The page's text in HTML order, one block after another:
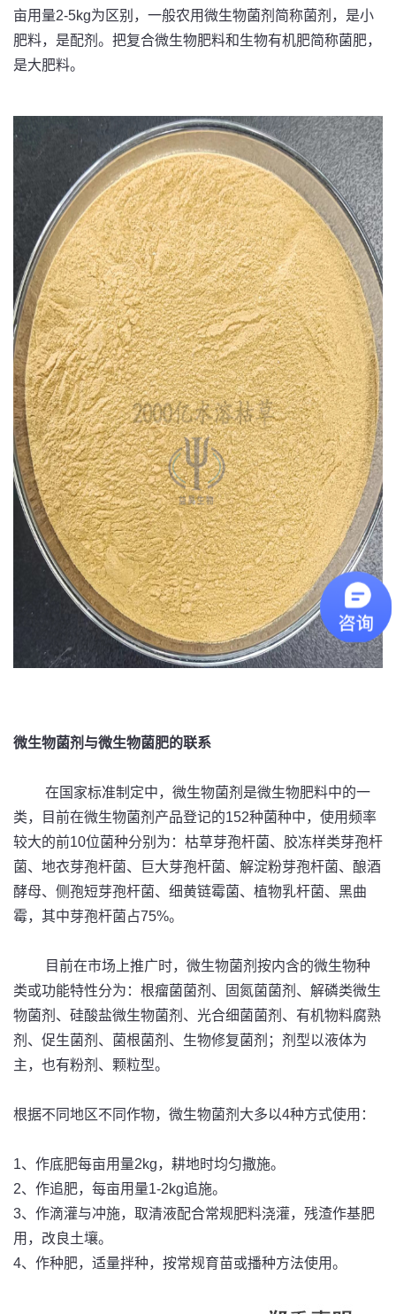
亩用量2-5kg为区别，一般农用微生物菌剂简称菌剂，是小
肥料，是配剂。把复合微生物肥料和生物有机肥简称菌肥，
是大肥料。
微生物菌剂与微生物菌肥的联系
在国家标准制定中，微生物菌剂是微生物肥料中的一
类，目前在微生物菌剂产品登记的152种菌种中，使用频率
较大的前10位菌种分别为：枯草芽孢杆菌、胶冻样类芽孢杆
菌、地衣芽孢杆菌、巨大芽孢杆菌、解淀粉芽孢杆菌、酿酒
酵母、侧孢短芽孢杆菌、细黄链霉菌、植物乳杆菌、黑曲
霉，其中芽孢杆菌占75%。
目前在市场上推广时，微生物菌剂按内含的微生物种
类或功能特性分为：根瘤菌菌剂、固氮菌菌剂、解磷类微生
物菌剂、硅酸盐微生物菌剂、光合细菌菌剂、有机物料腐熟
剂、促生菌剂、菌根菌剂、生物修复菌剂；剂型以液体为
主，也有粉剂、颗粒型。
根据不同地区不同作物，微生物菌剂大多以4种方式使用：
1、作底肥每亩用量2kg，耕地时均匀撒施。
2、作追肥，每亩用量1-2kg追施。
3、作滴灌与冲施，取清液配合常规肥料浇灌，残渣作基肥
用，改良土壤。
4、作种肥，适量拌种，按常规育苗或播种方法使用。